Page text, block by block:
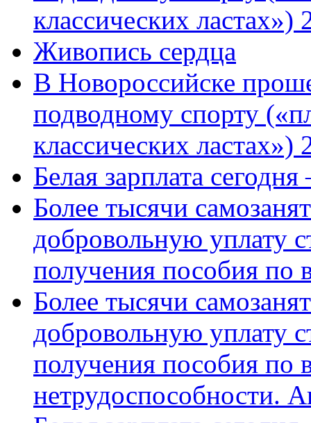
классических
Живопись сердца
В Новороссийске
подводному спорту
классических ластах»)
Белая зарплата
Более тысячи
добровольную уплату
получения пособия по
Более тысячи
добровольную уплату
получения пособия по
нетрудоспособности.